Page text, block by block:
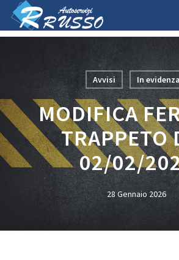
Skip
main
Avvisi In evidenza
MODIFICA
TRAPPETO
02/02/
28 Gennaio 2026